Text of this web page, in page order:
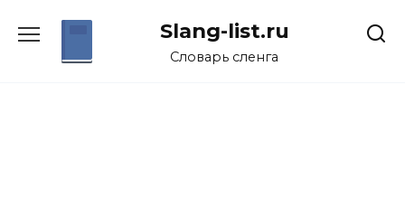
Slang-list.ru
Словарь сленга